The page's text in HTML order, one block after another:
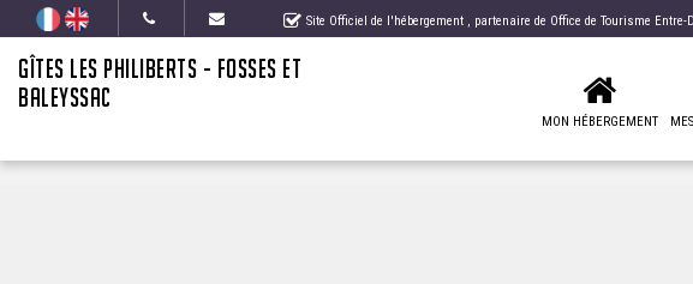
Site Officiel de l'hébergement , partenaire de Office de Tourisme Entre-
GÎTES LES PHILIBERTS - FOSSES ET
BALEYSSAC
MON HÉBERGEMENT